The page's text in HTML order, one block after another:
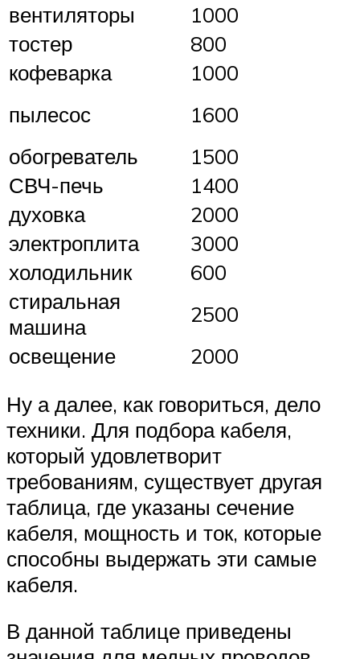
вентиляторы
1000
тостер
800
кофеварка
1000
пылесос
1600
обогреватель
1500
СВЧ-печь
1400
духовка
2000
электроплита
3000
холодильник
600
стиральная
машина
2500
освещение
2000
Ну а далее, как говориться, дело
техники. Для подбора кабеля,
который удовлетворит
требованиям, существует другая
таблица, где указаны сечение
кабеля, мощность и ток, которые
способны выдержать эти самые
кабеля.
В данной таблице приведены